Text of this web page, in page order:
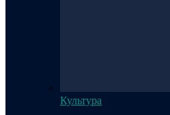
Культура